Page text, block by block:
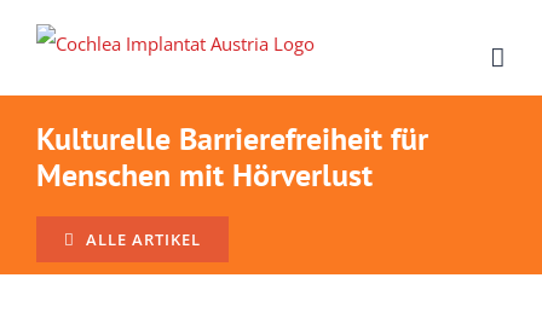
Zum
springen
Kulturelle Barrierefreiheit für
Menschen mit Hörverlust
ALLE ARTIKEL